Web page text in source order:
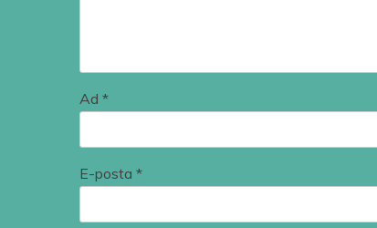
Ad *
E-posta *